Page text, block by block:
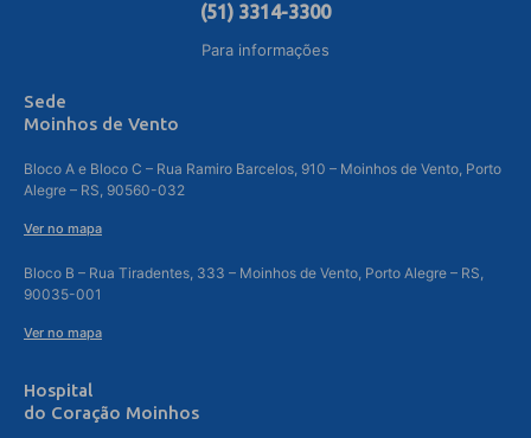
(51) 3314-3300
Para informações
Sede
Moinhos de Vento
Bloco A e Bloco C – Rua Ramiro Barcelos, 910 – Moinhos de Vento, Porto
Alegre – RS, 90560-032
Ver no mapa
Bloco B – Rua Tiradentes, 333 – Moinhos de Vento, Porto Alegre – RS,
90035-001
Ver no mapa
Hospital
do Coração Moinhos